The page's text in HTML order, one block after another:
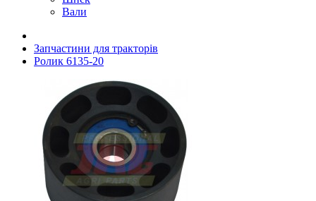
Вали
Запчастини для тракторів
Ролик 6135-20